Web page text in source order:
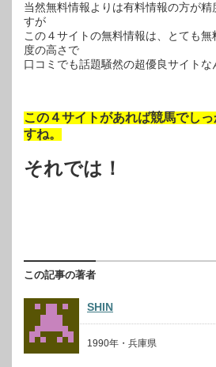
当然無料情報よりは有料情報の方が精
すが
この４サイトの無料情報は、とても
度の高さで
口コミでも話題騒然の超優良サイトな
この４サイトがあれば競馬でし
すね。
それでは！
この記事の著者
SHIN
1990年・兵庫県